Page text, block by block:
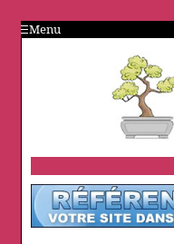
Menu